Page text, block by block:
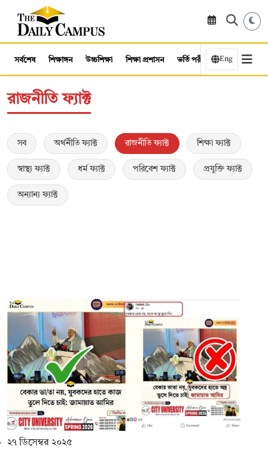
সর্বশেষ শিক্ষাঙ্গন উচ্চশিক্ষা শিক্ষা প্রশাসন ভর্তি পরীক্ষা কর্মসংস্থান
Eng
রাজনীতি ফ্যাক্ট
সব অর্থনীতি ফ্যাক্ট রাজনীতি ফ্যাক্ট শিক্ষা ফ্যাক্ট
স্বাস্থ্য ফ্যাক্ট ধর্ম ফ্যাক্ট পরিবেশ ফ্যাক্ট প্রযুক্তি ফ্যাক্ট
অন্যান্য ফ্যাক্ট
২৭ ডিসেম্বর ২০২৫